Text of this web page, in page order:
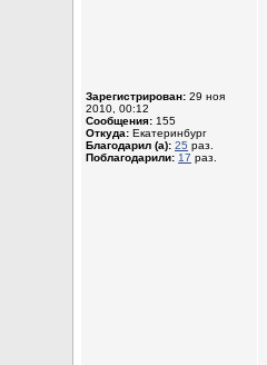
Зарегистрирован: 29 ноя
2010, 00:12
Сообщения: 155
Откуда: Екатеринбург
Благодарил (а): 25 раз.
Поблагодарили: 17 раз.